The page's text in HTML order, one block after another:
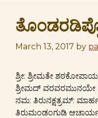
March 13, 2017 by
ಶ್ರೀ: ಶ್ರೀಮತೇ
ಶ್ರೀಮದ್ ವರವರಮುನಯೇ
ನಮ: ತಿರುನಕ್ಷತ್ರಮ್:
ತಿರುಮಂಡಂಗುಡಿ ಆಚಾರ್ಯನ್: